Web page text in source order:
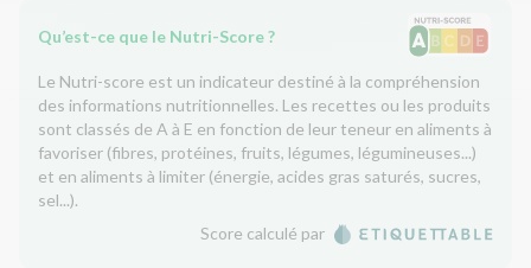
Qu’est-ce que le Nutri-Score ?
Le Nutri-score est un indicateur destiné à la compréhension
des informations nutritionnelles. Les recettes ou les produits
sont classés de A à E en fonction de leur teneur en aliments à
favoriser (fibres, protéines, fruits, légumes, légumineuses...)
et en aliments à limiter (énergie, acides gras saturés, sucres,
sel...).
Score calculé par